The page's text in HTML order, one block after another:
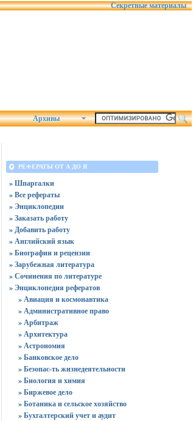
Секретные материалы
Архивы
РЕФЕРАТЫ ОТ А ДО Я
» Шпаргалки
» Все рефераты
» Энциклопедии
» Заказать работу
» Добавить работу
» Английский язык
» Биографии и рецензии
» Зарубежная литература
» Сочинения по литературе
» Энциклопедия рефератов
» Авиация и космонавтика
» Административное право
» Арбитраж
» Архитектура
» Астрономия
» Банковское дело
» Безопас-ть жизнедеятельности
» Биология и химия
» Биржевое дело
» Ботаника и сельское хозяйство
» Бухгалтерский учет и аудит